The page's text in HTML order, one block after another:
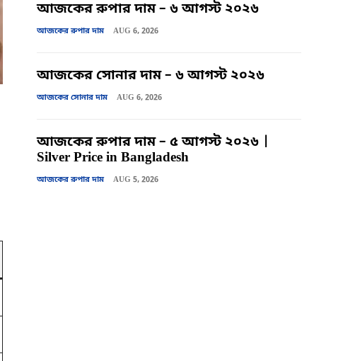
আজকের রুপার দাম – ৬ আগস্ট ২০২৬
আজকের রুপার দাম AUG 6, 2026
আজকের সোনার দাম – ৬ আগস্ট ২০২৬
আজকের সোনার দাম AUG 6, 2026
আজকের রুপার দাম – ৫ আগস্ট ২০২৬ |
Silver Price in Bangladesh
আজকের রুপার দাম AUG 5, 2026